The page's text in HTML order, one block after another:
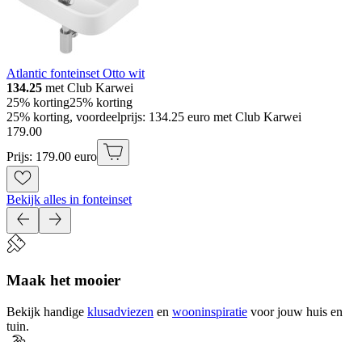
Atlantic fonteinset Otto wit
134.25 met Club Karwei
25% korting25% korting
25% korting, voordeelprijs: 134.25 euro met Club Karwei
179.00
Prijs: 179.00 euro
Bekijk alles in fonteinset
Maak het mooier
Bekijk handige klusadviezen en wooninspiratie voor jouw huis en
tuin.